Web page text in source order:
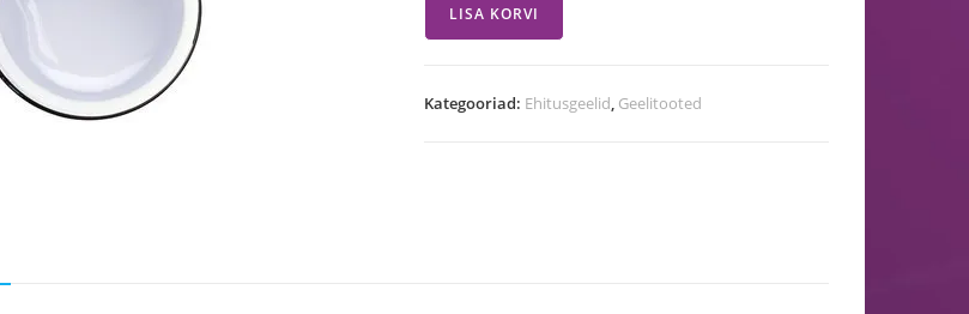
LISA KORVI
Kategooriad: Ehitusgeelid, Geelitooted